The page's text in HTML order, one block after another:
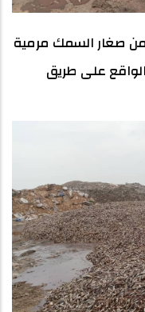
من صغار السمك مرمية
على طريق